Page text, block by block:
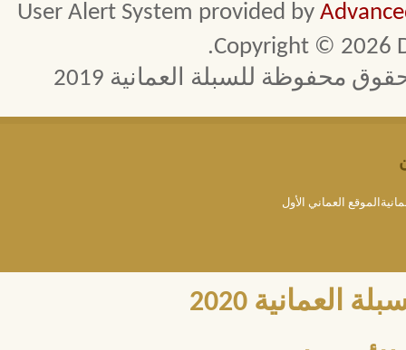
User Alert System provided by
Copyright © 2026
محفوظة للسبلة العمانية 2019
العماني الأول
2020